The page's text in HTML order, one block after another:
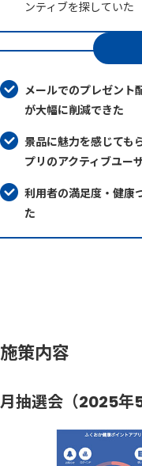
ンティブを探していた
メールでのプレゼント
が大幅に削減できた
景品に魅力を感じても
プリのアクティブユー
利用者の満足度・健康
た
施策内容
抽選会（2025年5